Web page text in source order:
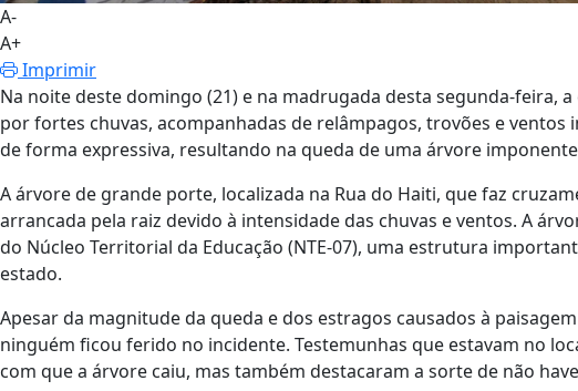
A-
A+
Imprimir
Na noite deste domingo (21) e na madrugada desta segunda-feira,
por fortes chuvas, acompanhadas de relâmpagos, trovões e
de forma expressiva, resultando na queda de uma árvore
A árvore de grande porte, localizada na Rua do Haiti, que faz
arrancada pela raiz devido à intensidade das chuvas e ventos. A
do Núcleo Territorial da Educação (NTE-07), uma estrutura
estado.
Apesar da magnitude da queda e dos estragos causados à
ninguém ficou ferido no incidente. Testemunhas que estavam no
com que a árvore caiu, mas também destacaram a sorte de não